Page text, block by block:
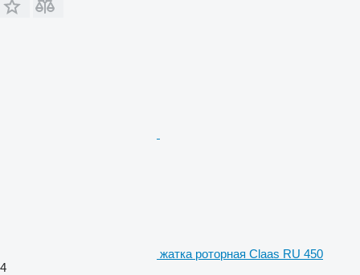
жатка роторная Claas RU 450
4